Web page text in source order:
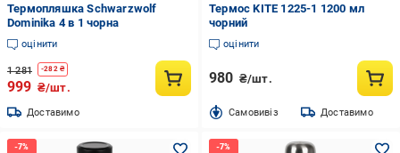
Термопляшка Schwarzwolf
Dominika 4 в 1 чорна
оцінити
1 281 -282₴
999 ₴/шт.
Доставимо
Термос KITE 1225-1 1200 мл
чорний
оцінити
980 ₴/шт.
Cамовивіз Доставимо